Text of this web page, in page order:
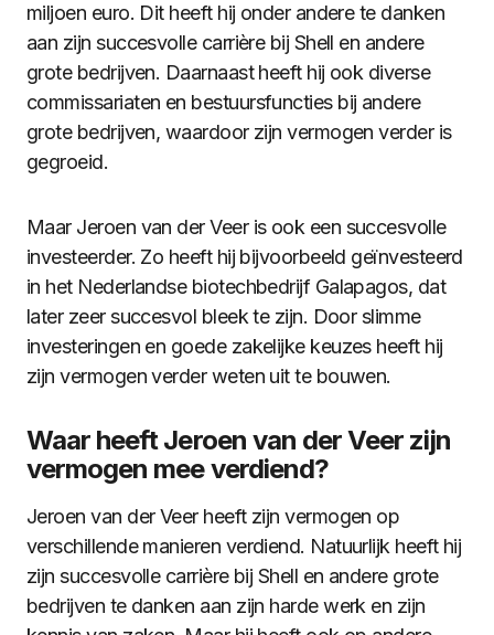
miljoen euro. Dit heeft hij onder andere te danken
aan zijn succesvolle carrière bij Shell en andere
grote bedrijven. Daarnaast heeft hij ook diverse
commissariaten en bestuursfuncties bij andere
grote bedrijven, waardoor zijn vermogen verder is
gegroeid.
Maar Jeroen van der Veer is ook een succesvolle
investeerder. Zo heeft hij bijvoorbeeld geïnvesteerd
in het Nederlandse biotechbedrijf Galapagos, dat
later zeer succesvol bleek te zijn. Door slimme
investeringen en goede zakelijke keuzes heeft hij
zijn vermogen verder weten uit te bouwen.
Waar heeft Jeroen van der Veer zijn
vermogen mee verdiend?
Jeroen van der Veer heeft zijn vermogen op
verschillende manieren verdiend. Natuurlijk heeft hij
zijn succesvolle carrière bij Shell en andere grote
bedrijven te danken aan zijn harde werk en zijn